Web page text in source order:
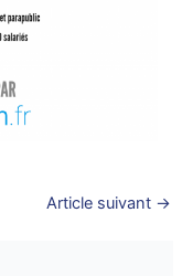
Article suivant →